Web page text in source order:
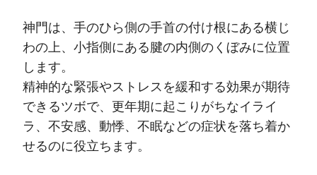
神門は、手のひら側の手首の付け根にある横じ
わの上、小指側にある腱の内側のくぼみに位置
します。
精神的な緊張やストレスを緩和する効果が期待
できるツボで、更年期に起こりがちなイライ
ラ、不安感、動悸、不眠などの症状を落ち着か
せるのに役立ちます。